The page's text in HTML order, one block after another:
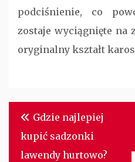
podciśnienie, co
zostaje wyciągnięte na
oryginalny kształt
Nawigacja
wpisu
Gdzie najlepiej
kupić sadzonki
lawendy hurtowo?